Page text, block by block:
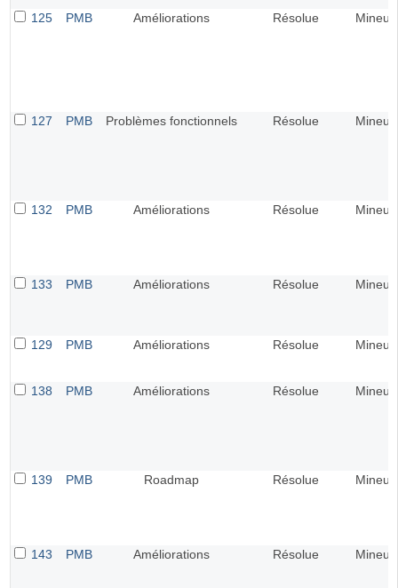
125 PMB Améliorations Résolue Mineur
127 PMB Problèmes fonctionnels Résolue Mineur
132 PMB Améliorations Résolue Mineur
133 PMB Améliorations Résolue Mineur
129 PMB Améliorations Résolue Mineur
138 PMB Améliorations Résolue Mineur
139 PMB Roadmap Résolue Mineur
143 PMB Améliorations Résolue Mineur